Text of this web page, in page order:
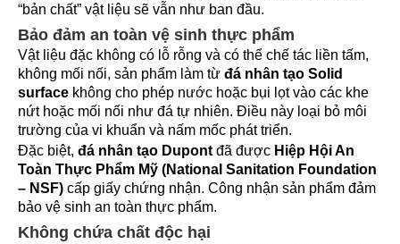
“bản chất” vật liệu sẽ vẫn như ban đầu.
Bảo đảm an toàn vệ sinh thực phẩm
Vật liệu đặc không có lỗ rỗng và có thể chế tác liền tấm,
không mối nối, sản phẩm làm từ đá nhân tạo Solid
surface không cho phép nước hoặc bụi lọt vào các khe
nứt hoặc mối nối như đá tự nhiên. Điều này loại bỏ môi
trường của vi khuẩn và nấm mốc phát triển.
Đặc biệt, đá nhân tạo Dupont đã được Hiệp Hội An
Toàn Thực Phẩm Mỹ (National Sanitation Foundation
– NSF) cấp giấy chứng nhận. Công nhận sản phẩm đảm
bảo vệ sinh an toàn thực phẩm.
Không chứa chất độc hại